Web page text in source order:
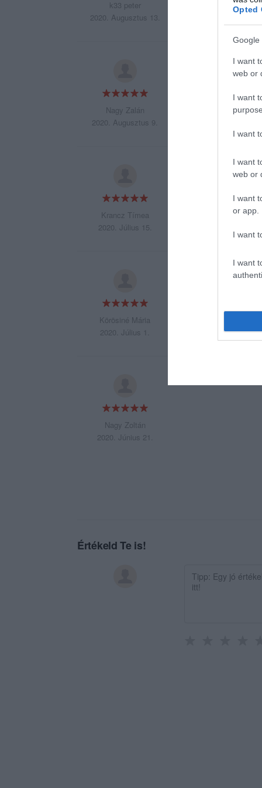
Opted
Google
I want
web or
I want
I want
I want
web or
I want
or app.
I want
I want
k33 peter
2020. Augusztus 13.
Nagy Zalán
2020. Augusztus 9.
Sajnos ritkán
finom ételek!
Krancz Tímea
2020. Július 15.
Óriási
Körösiné Mária
2020. Július 1.
Finom, újszerű
Nagy Zoltán
2020. Június 21.
Értékeld Te is!